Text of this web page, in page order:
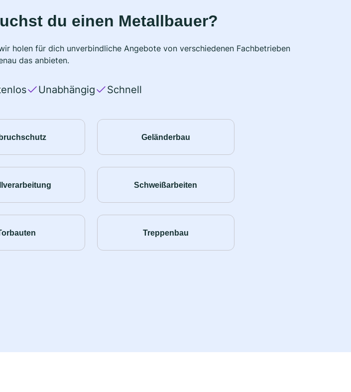
du einen Metallbauer?
holen für dich unverbindliche Angebote von verschiedenen Fachbetrieben
das anbieten.
Unabhängig Schnell
Geländerbau
Schweißarbeiten
Treppenbau